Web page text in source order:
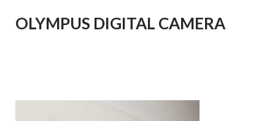
OLYMPUS DIGITAL CAMERA